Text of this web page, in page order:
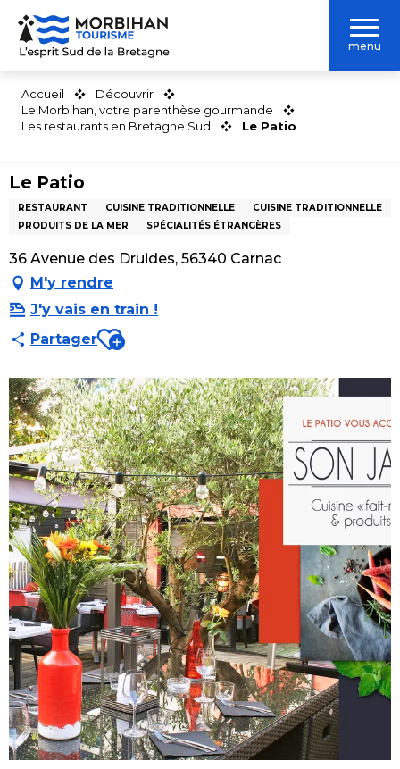
Aller
contenu
menu
Accueil
Découvrir
Le Morbihan, votre parenthèse gourmande
Les restaurants en Bretagne Sud
Le Patio
Le Patio
RESTAURANT CUISINE TRADITIONNELLE
CUISINE TRADITIONNELLE
PRODUITS DE LA MER
SPÉCIALITÉS ÉTRANGÈRES
36 Avenue des Druides, 56340 Carnac
M'y rendre
J'y vais en train !
PartagerAjouter aux favoris